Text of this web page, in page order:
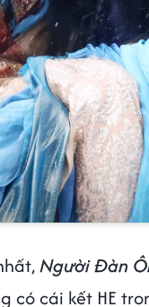
Người Đàn
có cái kết HE